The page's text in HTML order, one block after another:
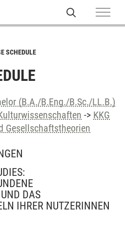
SCHEDULE
(B.A./B.Eng./B.Sc./LL.B.)
-> KKG
Gesellschaftstheorien
DAS
IHRER NUTZERINNEN